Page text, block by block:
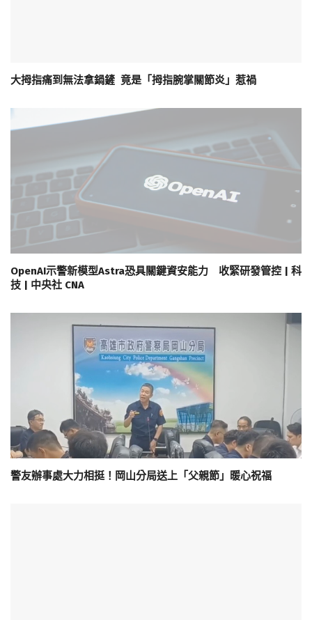
大拇指痛到無法拿鍋鏟 竟是「拇指腕掌關節炎」惹禍
OpenAI示警新模型Astra恐具關鍵資安能力 收緊研發管控 | 科
技 | 中央社 CNA
警友辦事處大力相挺！岡山分局送上「父親節」暖心祝福